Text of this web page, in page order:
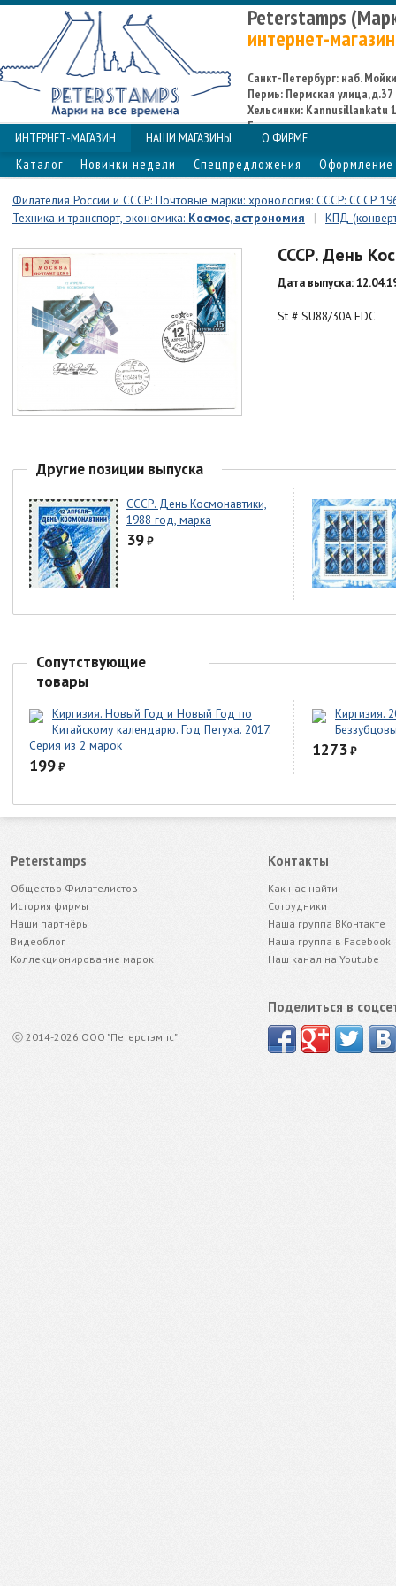
Peterstamps
интернет-магазин
Санкт-Петербург: наб.
Пермь: Пермская улица, д.37
Хельсинки: Kannusillankatu
Espoo
ИНТЕРНЕТ-МАГАЗИН НАШИ МАГАЗИНЫ
О ФИРМЕ
Каталог
Новинки недели Спецпредложения Оформление
Филателия России и СССР: Почтовые марки: хронология: СССР: СССР
Техника и транспорт, экономика: Космос, астрономия | КПД
СССР. День
Дата выпуска:
St # SU88/30A FDC
Другие позиции выпуска
СССР. День Космонавтики,
1988 год, марка
39₽
Сопутствующие
товары
Киргизия. Новый Год и Новый Год по
Китайскому календарю. Год Петуха. 2017.
Серия из 2 марок
199₽
Киргизия.
1273₽
Peterstamps
Общество Филателистов
История фирмы
Наши партнёры
Видеоблог
Коллекционирование марок
ⓒ 2014-2026 ООО "Петерстэмпс"
Контакты
Как нас найти
Сотрудники
Наша группа ВКонтакте
Наша группа в Facebook
Наш канал на Youtube
Поделиться в